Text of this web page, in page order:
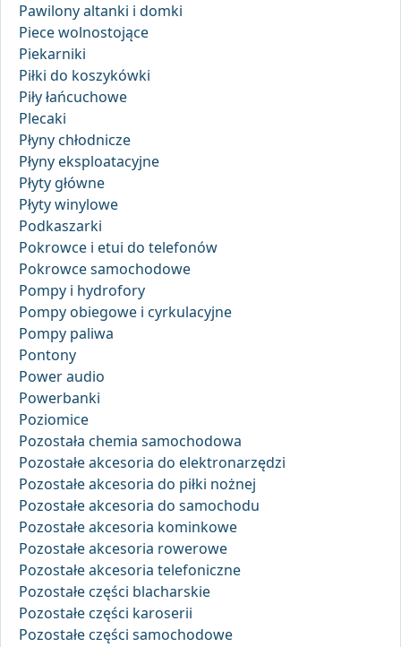
Pawilony altanki i domki
Piece wolnostojące
Piekarniki
Piłki do koszykówki
Piły łańcuchowe
Plecaki
Płyny chłodnicze
Płyny eksploatacyjne
Płyty główne
Płyty winylowe
Podkaszarki
Pokrowce i etui do telefonów
Pokrowce samochodowe
Pompy i hydrofory
Pompy obiegowe i cyrkulacyjne
Pompy paliwa
Pontony
Power audio
Powerbanki
Poziomice
Pozostała chemia samochodowa
Pozostałe akcesoria do elektronarzędzi
Pozostałe akcesoria do piłki nożnej
Pozostałe akcesoria do samochodu
Pozostałe akcesoria kominkowe
Pozostałe akcesoria rowerowe
Pozostałe akcesoria telefoniczne
Pozostałe części blacharskie
Pozostałe części karoserii
Pozostałe części samochodowe